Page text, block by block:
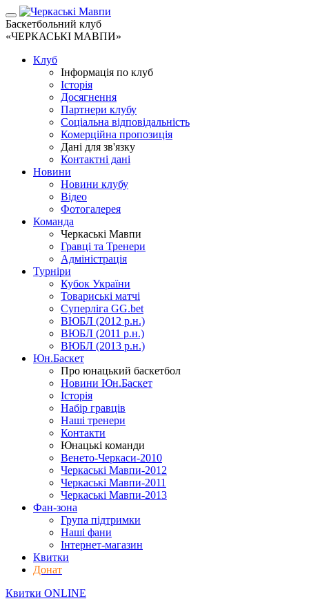
Баскетбольний клуб
«ЧЕРКАСЬКІ МАВПИ»
Клуб
Інформація по клуб
Історія
Досягнення
Партнери клубу
Соціальна відповідальність
Комерційна пропозиція
Дані для зв'язку
Контактні дані
Новини
Новини клубу
Відео
Фотогалерея
Команда
Черкаські Мавпи
Гравці та Тренери
Адміністрація
Турніри
Кубок України
Товариські матчі
Суперліга GG.bet
ВЮБЛ (2012 р.н.)
ВЮБЛ (2011 р.н.)
ВЮБЛ (2013 р.н.)
Юн.Баскет
Про юнацький баскетбол
Новини Юн.Баскет
Історія
Набір гравців
Наші тренери
Контакти
Юнацькі команди
Венето-Черкаси-2010
Черкаські Мавпи-2012
Черкаські Мавпи-2011
Черкаські Мавпи-2013
Фан-зона
Група підтримки
Наші фани
Інтернет-магазин
Квитки
Донат
Квитки ONLINE